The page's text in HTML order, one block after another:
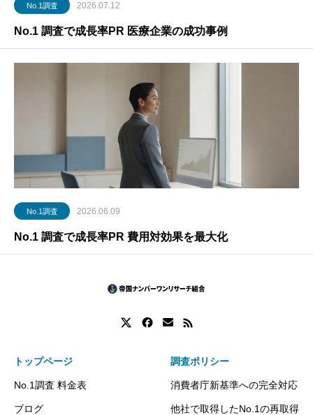
No.1調査 2026.07.12
No.1 調査で成長率PR 医療企業の成功事例
No.1調査 2026.06.09
No.1 調査で成長率PR 費用対効果を最大化
トップページ
No.1調査 料金表
ブログ
調査ポリシー
消費者庁新基準への完全対応
他社で取得したNo.1の再取得